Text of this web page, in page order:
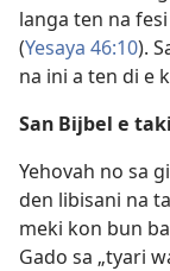
langa ten na
(Yesaya 46:10).
na ini a ten di e
San Bijbel e
Yehovah no sa
den libisani na
meki kon bun
Gado sa „tyari